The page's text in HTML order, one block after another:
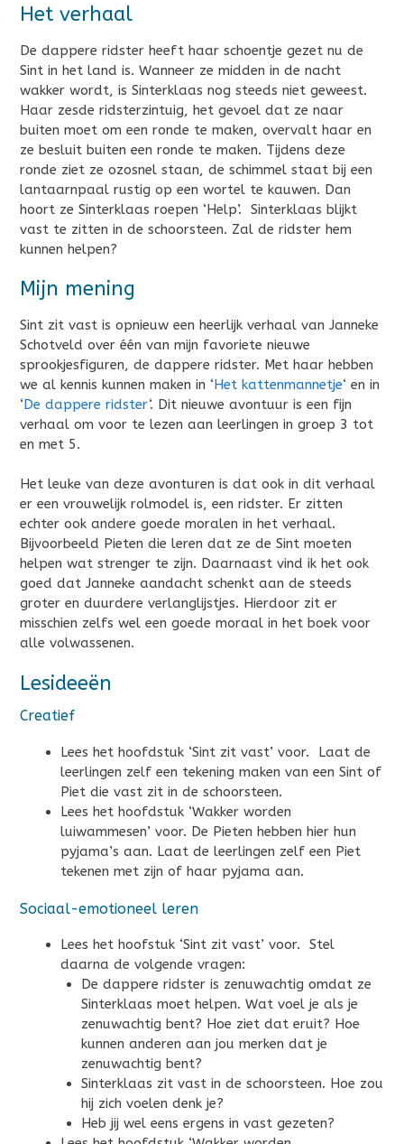
Het verhaal
De dappere ridster heeft haar schoentje gezet nu de
Sint in het land is. Wanneer ze midden in de nacht
wakker wordt, is Sinterklaas nog steeds niet geweest.
Haar zesde ridsterzintuig, het gevoel dat ze naar
buiten moet om een ronde te maken, overvalt haar en
ze besluit buiten een ronde te maken. Tijdens deze
ronde ziet ze ozosnel staan, de schimmel staat bij een
lantaarnpaal rustig op een wortel te kauwen. Dan
hoort ze Sinterklaas roepen ‘Help’. Sinterklaas blijkt
vast te zitten in de schoorsteen. Zal de ridster hem
kunnen helpen?
Mijn mening
Sint zit vast is opnieuw een heerlijk verhaal van Janneke
Schotveld over één van mijn favoriete nieuwe
sprookjesfiguren, de dappere ridster. Met haar hebben
we al kennis kunnen maken in ‘Het kattenmannetje‘ en in
‘De dappere ridster‘. Dit nieuwe avontuur is een fijn
verhaal om voor te lezen aan leerlingen in groep 3 tot
en met 5.
Het leuke van deze avonturen is dat ook in dit verhaal
er een vrouwelijk rolmodel is, een ridster. Er zitten
echter ook andere goede moralen in het verhaal.
Bijvoorbeeld Pieten die leren dat ze de Sint moeten
helpen wat strenger te zijn. Daarnaast vind ik het ook
goed dat Janneke aandacht schenkt aan de steeds
groter en duurdere verlanglijstjes. Hierdoor zit er
misschien zelfs wel een goede moraal in het boek voor
alle volwassenen.
Lesideeën
Creatief
Lees het hoofdstuk ‘Sint zit vast’ voor. Laat de
leerlingen zelf een tekening maken van een Sint of
Piet die vast zit in de schoorsteen.
Lees het hoofdstuk ‘Wakker worden
luiwammesen’ voor. De Pieten hebben hier hun
pyjama’s aan. Laat de leerlingen zelf een Piet
tekenen met zijn of haar pyjama aan.
Sociaal-emotioneel leren
Lees het hoofstuk ‘Sint zit vast’ voor. Stel
daarna de volgende vragen:
De dappere ridster is zenuwachtig omdat ze
Sinterklaas moet helpen. Wat voel je als je
zenuwachtig bent? Hoe ziet dat eruit? Hoe
kunnen anderen aan jou merken dat je
zenuwachtig bent?
Sinterklaas zit vast in de schoorsteen. Hoe zou
hij zich voelen denk je?
Heb jij wel eens ergens in vast gezeten?